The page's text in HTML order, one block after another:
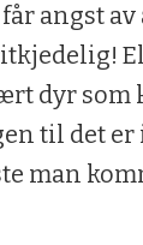
angst
dyr som
til det er
man